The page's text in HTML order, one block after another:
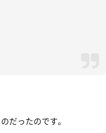
だったのです。